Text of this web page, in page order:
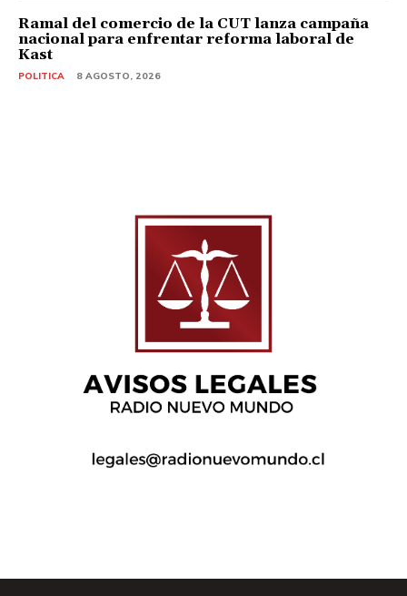
Ramal del comercio de la CUT lanza campaña
nacional para enfrentar reforma laboral de
Kast
POLITICA 8 AGOSTO, 2026